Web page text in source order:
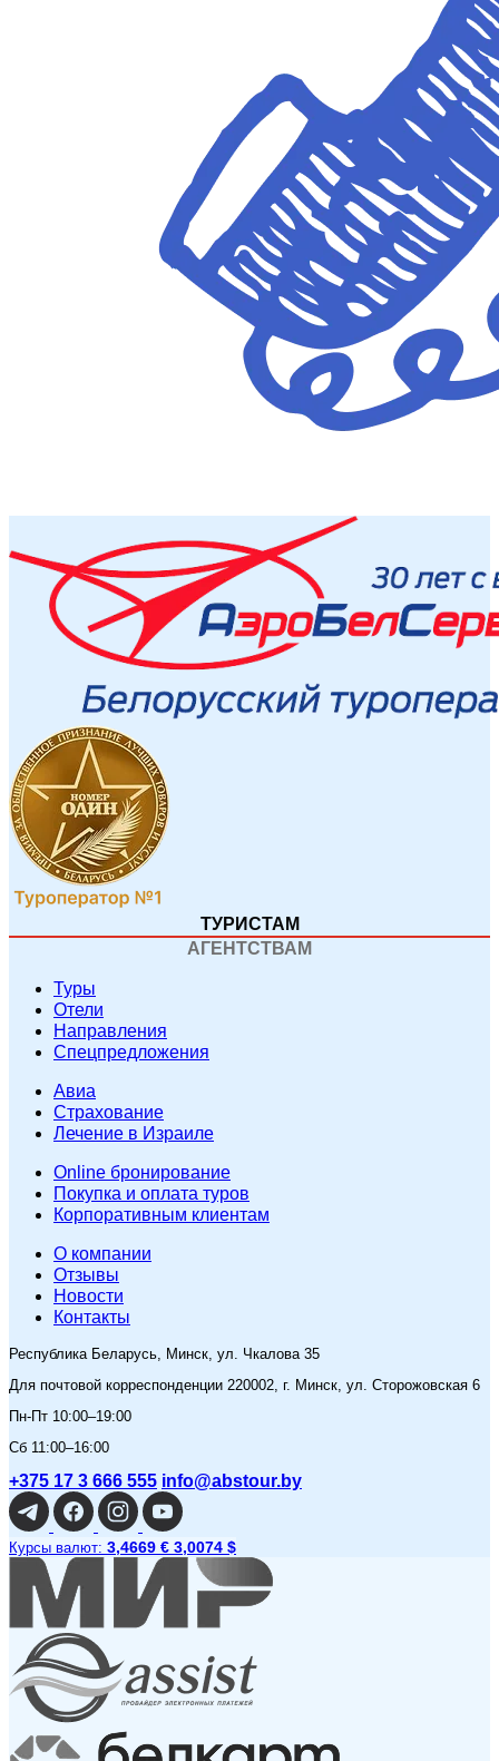
ТУРИСТАМ
АГЕНТСТВАМ
Туры
Отели
Направления
Спецпредложения
Авиа
Страхование
Лечение в Израиле
Online бронирование
Покупка и оплата туров
Корпоративным клиентам
O компании
Отзывы
Новости
Контакты
Республика Беларусь, Минск, ул. Чкалова 35
Для почтовой корреспонденции 220002, г. Минск, ул. Сторожовская 6
Пн-Пт 10:00–19:00
Сб 11:00–16:00
+375 17 3 666 555 info@abstour.by
Курсы валют: 3,4669 € 3,0074 $